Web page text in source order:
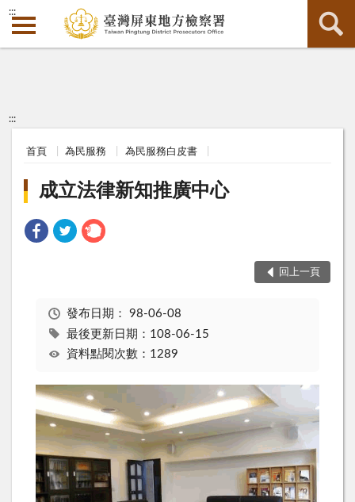
:::
:::
首頁 為民服務 為民服務白皮書
成立法律新知推廣中心
回上一頁
發布日期： 98-06-08
最後更新日期：108-06-15
資料點閱次數：1289